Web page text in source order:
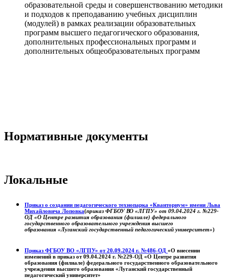
образовательной среды и совершенствованию методики
и подходов к преподаванию учебных дисциплин
(модулей) в рамках реализации образовательных
программ высшего педагогического образования,
дополнительных профессиональных программ и
дополнительных общеобразовательных программ
Нормативные документы
Локальные
Приказ о создании педагогического технопарка «Кванториум» имени Льва
Михайловича Лоповка(приказ ФГБОУ ВО «ЛГПУ» от 09.04.2024 г. №229-
ОД «О Центре развития образования (филиале) федерального
государственного образовательного учреждения высшего
образования «Луганский государственный педагогический университет»)
Приказ ФГБОУ ВО «ЛГПУ» от 20.09.2024 г. №486-ОД «О внесении
изменений в приказ от 09.04.2024 г. №229-ОД «О Центре развития
образования (филиале) федерального государственного образовательного
учреждения высшего образования «Луганский государственный
педагогический университет»